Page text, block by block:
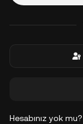
Hesabınız yok mu?